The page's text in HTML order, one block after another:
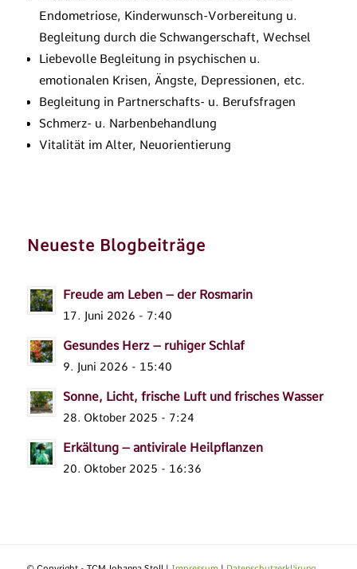
Endometriose, Kinderwunsch-Vorbereitung u.
Begleitung durch die Schwangerschaft, Wechsel
Liebevolle Begleitung in psychischen u.
emotionalen Krisen, Ängste, Depressionen, etc.
Begleitung in Partnerschafts- u. Berufsfragen
Schmerz- u. Narbenbehandlung
Vitalität im Alter, Neuorientierung
Neueste Blogbeiträge
Freude am Leben – der Rosmarin
17. Juni 2026 - 7:40
Gesundes Herz – ruhiger Schlaf
9. Juni 2026 - 15:40
Sonne, Licht, frische Luft und frisches Wasser
28. Oktober 2025 - 7:24
Erkältung – antivirale Heilpflanzen
20. Oktober 2025 - 16:36